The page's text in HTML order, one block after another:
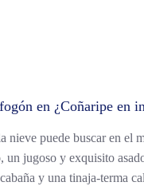
en ¿Coñaripe en
nieve puede buscar en el
un jugoso y exquisito
y una tinaja-terma